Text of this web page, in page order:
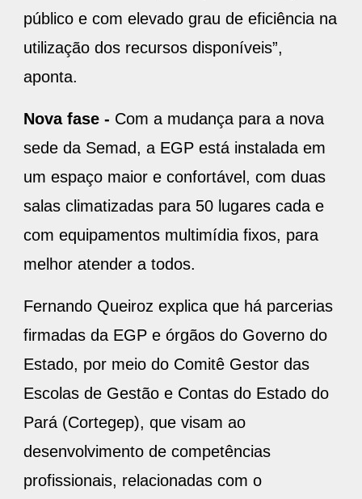
público e com elevado grau de eficiência na
utilização dos recursos disponíveis”,
aponta.
Nova fase - Com a mudança para a nova
sede da Semad, a EGP está instalada em
um espaço maior e confortável, com duas
salas climatizadas para 50 lugares cada e
com equipamentos multimídia fixos, para
melhor atender a todos.
Fernando Queiroz explica que há parcerias
firmadas da EGP e órgãos do Governo do
Estado, por meio do Comitê Gestor das
Escolas de Gestão e Contas do Estado do
Pará (Cortegep), que visam ao
desenvolvimento de competências
profissionais, relacionadas com o